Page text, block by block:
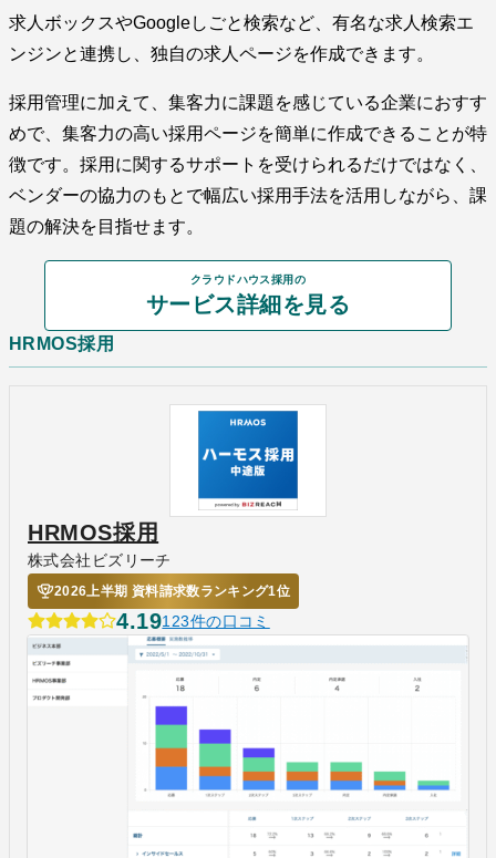
求人ボックスやGoogleしごと検索など、有名な求人検索エ
ンジンと連携し、独自の求人ページを作成できます。
採用管理に加えて、集客力に課題を感じている企業におすす
めで、集客力の高い採用ページを簡単に作成できることが特
徴です。採用に関するサポートを受けられるだけではなく、
ベンダーの協力のもとで幅広い採用手法を活用しながら、課
題の解決を目指せます。
クラウドハウス採用の
サービス詳細を見る
HRMOS採用
HRMOS採用
株式会社ビズリーチ
2026上半期 資料請求数ランキング1位
4.19123件の口コミ